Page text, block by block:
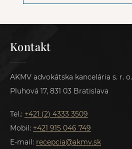
Kontakt
AKMV advokátska kancelária s. r. o.
Pluhová 17, 831 03 Bratislava
Tel.: +421 (2) 4333 3509
Mobil: +421 915 046 749
E-mail: recepcia@akmv.sk